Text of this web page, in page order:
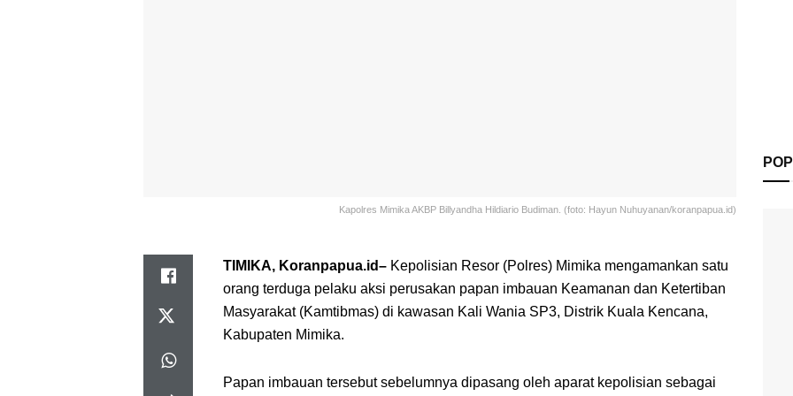
Kapolres Mimika AKBP Billyandha Hildiario Budiman. (foto: Hayun Nuhuyanan/koranpapua.id)
TIMIKA, Koranpapua.id– Kepolisian Resor (Polres) Mimika mengamankan satu
orang terduga pelaku aksi perusakan papan imbauan Keamanan dan Ketertiban
Masyarakat (Kamtibmas) di kawasan Kali Wania SP3, Distrik Kuala Kencana,
Kabupaten Mimika.
Papan imbauan tersebut sebelumnya dipasang oleh aparat kepolisian sebagai